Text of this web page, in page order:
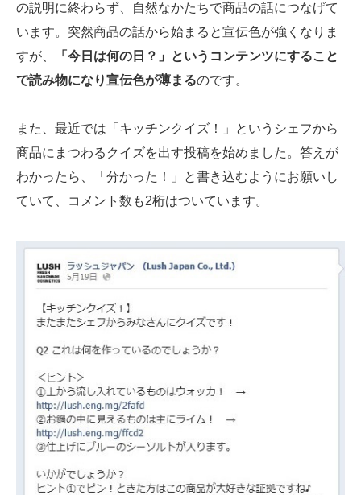
の説明に終わらず、自然なかたちで商品の話につなげて
います。突然商品の話から始まると宣伝色が強くなりま
すが、
「今日は何の日？」というコンテンツにすること
で読み物になり宣伝色が薄まるのです。
また、最近では「キッチンクイズ！」というシェフから
商品にまつわるクイズを出す投稿を始めました。答えが
わかったら、「分かった！」と書き込むようにお願いし
ていて、コメント数も2桁はついています。